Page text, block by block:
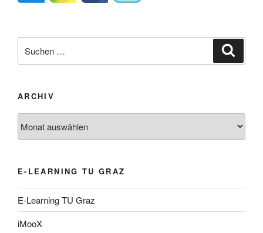
nach:
ARCHIV
E-LEARNING TU GRAZ
E-Learning TU Graz
iMooX